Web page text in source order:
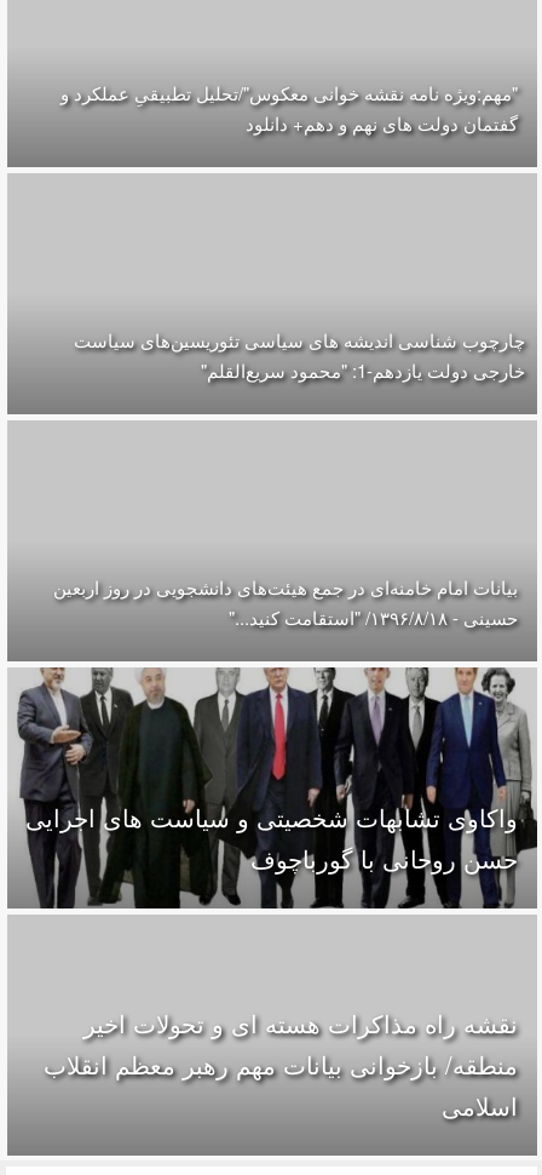
"مهم:ویژه نامه نقشه خوانی معکوس"/تحلیل تطبیقیِ عملکرد و
گفتمان دولت های نهم و دهم+ دانلود
چارچوب شناسی اندیشه های سیاسی تئوریسین‌های سیاست
خارجی دولت یازدهم-1: "محمود سریع‌القلم‌"
بیانات امام خامنه‌ای در جمع هیئت‌های دانشجویی در روز اربعین
حسینی - ۱۳۹۶/۸/۱۸/ "استقامت کنید..."
واکاوی تشابهات شخصیتی و سیاست های اجرایی
حسن روحانی با گورباچوف
نقشه راه مذاکرات هسته ای و تحولات اخیر
منطقه/ بازخوانی بیانات مهم رهبر معظم انقلاب
اسلامی